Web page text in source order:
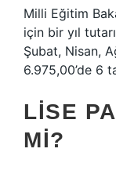
Milli Eğitim
için bir yıl
Şubat, Nisan,
6.975,00’de 6
LISE
MI?